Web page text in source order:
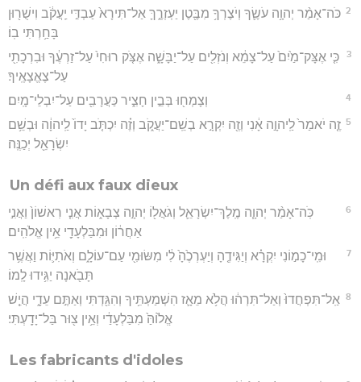
2 כֹּה־אָמַ֨ר יְהוָ֥ה עֹשֶׂ֛ךָ וְיֹצֶרְךָ֥ מִבֶּ֖טֶן יַעְזְרֶ֑ךָּ אַל־תִּירָא֙ עַבְדִּ֣י יַֽעֲקֹ֔ב וִישֻׁר֖וּן
בָּחַ֥רְתִּי בֽוֹ׃
3
כִּ֤י אֶצָּק־מַ֙יִם֙ עַל־צָמֵ֔א וְנֹזְלִ֖ים עַל־יַבָּשָׁ֑ה אֶצֹּ֤ק רוּחִי֙ עַל־זַרְעֶ֔ךָ וּבִרְכָתִ֖י
עַל־צֶאֱצָאֶֽיךָ׃
4 וְצָמְח֖וּ בְּבֵ֣ין חָצִ֑יר כַּעֲרָבִ֖ים עַל־יִבְלֵי־מָֽיִם׃
5 זֶ֤ה יֹאמַר֙ לַֽיהוָ֣ה אָ֔נִי וְזֶ֖ה יִקְרָ֣א בְשֵֽׁם־יַעֲקֹ֑ב וְזֶ֗ה יִכְתֹּ֤ב יָדוֹ֙ לַֽיהוָ֔ה וּבְשֵׁ֥ם
יִשְׂרָאֵ֖ל יְכַנֶּֽה׃
Un défi aux faux dieux
6
כֹּֽה־אָמַ֨ר יְהוָ֧ה מֶֽלֶךְ־יִשְׂרָאֵ֛ל וְגֹאֲל֖וֹ יְהוָ֣ה צְבָא֑וֹת אֲנִ֤י רִאשׁוֹן֙ וַאֲנִ֣י
אַחֲר֔וֹן וּמִבַּלְעָדַ֖י אֵ֥ין אֱלֹהִֽים׃
7
וּמִֽי־כָמ֣וֹנִי יִקְרָ֗א וְיַגִּידֶ֤הָ וְיַעְרְכֶ֙הָ֙ לִ֔י מִשּׂוּמִ֖י עַם־עוֹלָ֑ם וְאֹתִיּ֛וֹת וַאֲשֶׁ֥ר
תָּבֹ֖אנָה יַגִּ֥ידוּ לָֽמוֹ׃
8 אַֽל־תִּפְחֲדוּ֙ וְאַל־תִּרְה֔וּ הֲלֹ֥א מֵאָ֛ז הִשְׁמַעְתִּ֥יךָ וְהִגַּ֖דְתִּי וְאַתֶּ֣ם עֵדָ֑י הֲיֵ֤שׁ
אֱל֙וֹהַּ֙ מִבַּלְעָדַ֔י וְאֵ֥ין צ֖וּר בַּל־יָדָֽעְתִּי׃
Les fabricants d'idoles